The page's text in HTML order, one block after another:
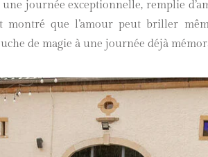
journée exceptionnelle, remplie
montré que l’amour peut briller
de magie à une journée déjà